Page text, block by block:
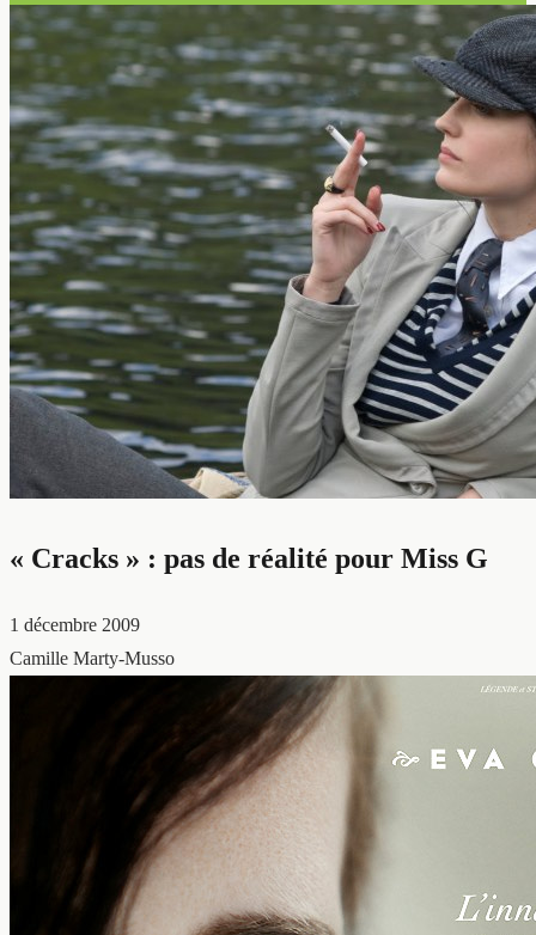
« Cracks » : pas de réalité pour Miss G
1 décembre 2009
Camille Marty-Musso